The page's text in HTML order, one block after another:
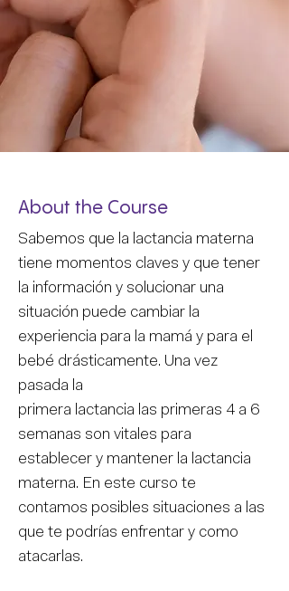
About the Course
Sabemos que la lactancia materna
tiene momentos claves y que tener
la información y solucionar una
situación puede cambiar la
experiencia para la mamá y para el
bebé drásticamente. Una vez
pasada la
primera lactancia las primeras 4 a 6
semanas son vitales para
establecer y mantener la lactancia
materna. En este curso te
contamos posibles situaciones a las
que te podrías enfrentar y como
atacarlas.